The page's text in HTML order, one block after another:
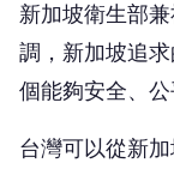
新加坡衛生部
調，新加坡追
個能夠安全、公
台灣可以從新